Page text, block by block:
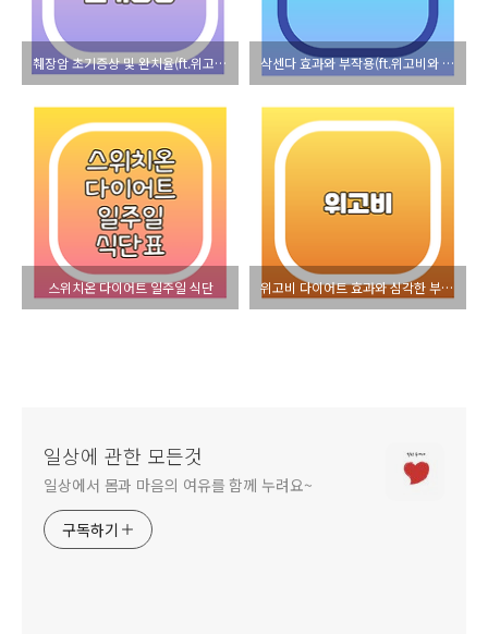
췌장암 초기증상 및 완치율(ft.위고비 & 삭센다의 부작용) 삭센다 효과와 부작용(ft.위고비와 뭐가 다를까)
스위치온 다이어트 일주일 식단 위고비 다이어트 효과와 심각한 부작용
일상에 관한 모든것
일상에서 몸과 마음의 여유를 함께 누려요~
구독하기